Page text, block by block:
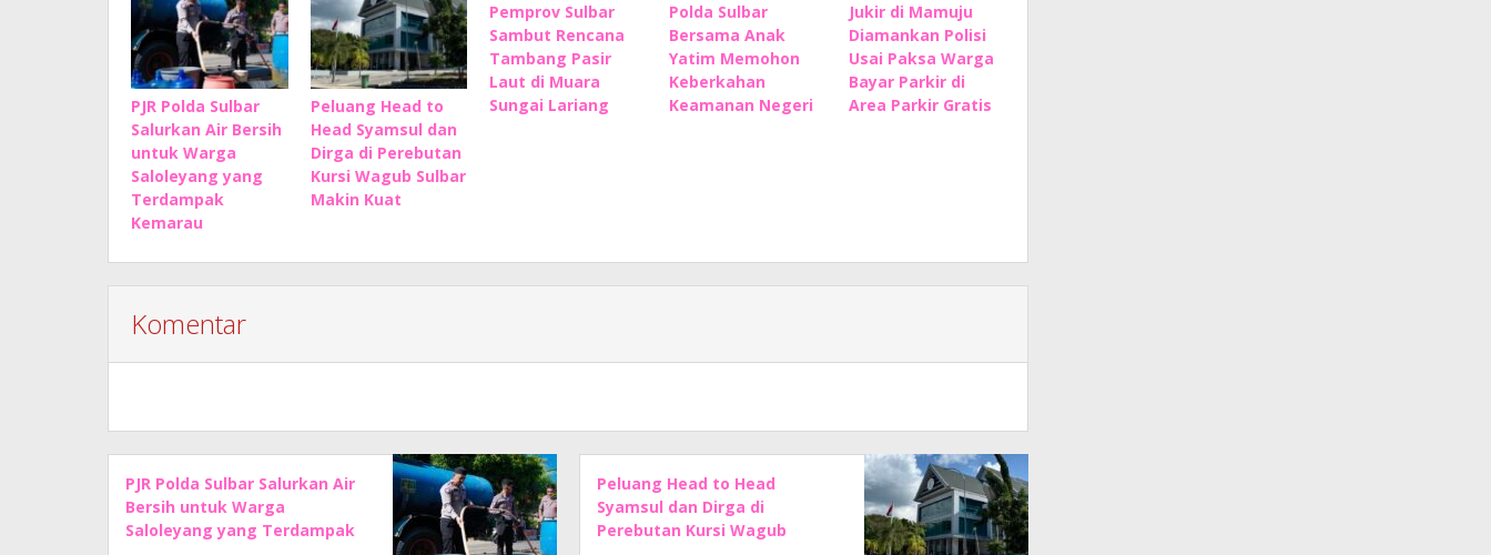
PJR Polda Sulbar
Salurkan Air Bersih
untuk Warga
Saloleyang yang
Terdampak
Kemarau
Peluang Head to
Head Syamsul dan
Dirga di Perebutan
Kursi Wagub Sulbar
Makin Kuat
Pemprov Sulbar
Sambut Rencana
Tambang Pasir
Laut di Muara
Sungai Lariang
Polda Sulbar
Bersama Anak
Yatim Memohon
Keberkahan
Keamanan Negeri
Jukir di Mamuju
Diamankan Polisi
Usai Paksa Warga
Bayar Parkir di
Area Parkir Gratis
Komentar
PJR Polda Sulbar Salurkan Air
Bersih untuk Warga
Saloleyang yang Terdampak
Peluang Head to Head
Syamsul dan Dirga di
Perebutan Kursi Wagub